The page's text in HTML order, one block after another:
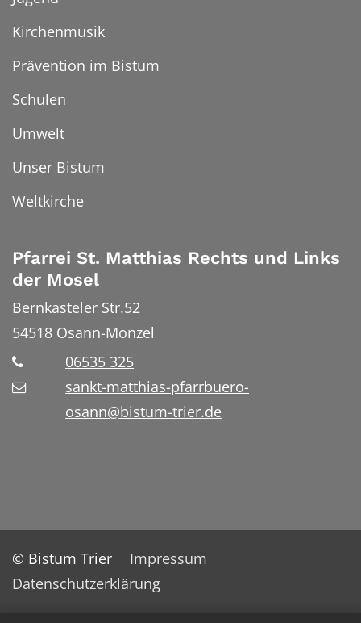
Kirchenmusik
Prävention im Bistum
Schulen
Umwelt
Unser Bistum
Weltkirche
Pfarrei St. Matthias Rechts und Links
der Mosel
Bernkasteler Str.52
54518 Osann-Monzel
06535 325
sankt-matthias-pfarrbuero-
osann@bistum-trier.de
© Bistum Trier
Impressum
Datenschutzerklärung